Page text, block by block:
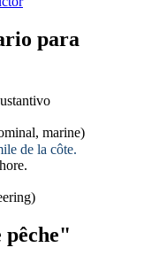
para
marine)
de la côte.
pêche"